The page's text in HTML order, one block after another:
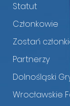
Statut
Członkowie
Zostań
Partnerzy
Dolnośląski
Wrocławskie